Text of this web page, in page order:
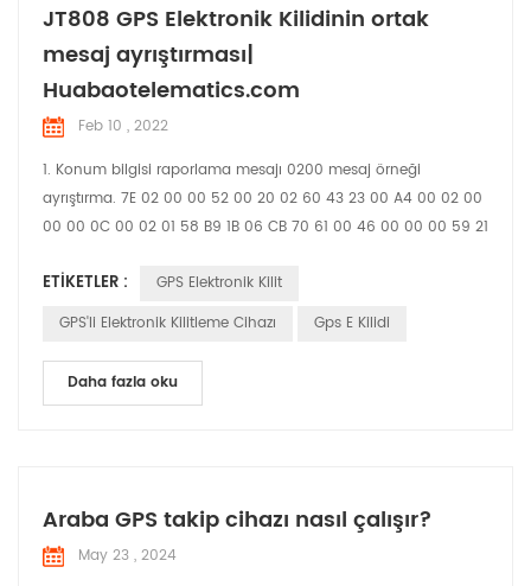
JT808 GPS Elektronik Kilidinin ortak
mesaj ayrıştırması|
Huabaotelematics.com
Feb 10 , 2022
1. Konum bilgisi raporlama mesajı 0200 mesaj örneği
ayrıştırma. 7E 02 00 00 52 00 20 02 60 43 23 00 A4 00 02 00
00 00 0C 00 02 01 58 B9 1B 06 CB 70 61 00 46 00 00 00 59 21
00 01 30 01 11 31 01 10 E3 01 00 D5 1B 02 20 02 60 43 23 27 95
93 78 61 60 00 12 20 00 00 12 34 27 95 93 78 61 58 00 12 86
ETIKETLER :
GPS Elektronik Kilit
GPS'li Elektronik Kilitleme Cihazı
Gps E Kilidi
Daha fazla oku
Araba GPS takip cihazı nasıl çalışır?
May 23 , 2024